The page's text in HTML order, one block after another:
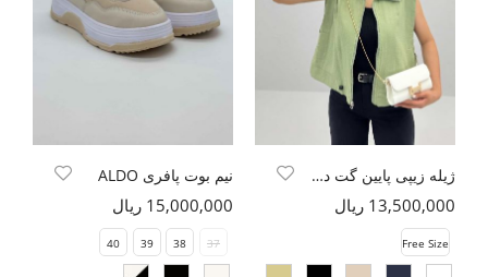
ژیله زیپی پایین گت دار کادنزا
13,500,000 ریال
Free Size
نیم بوت پافری ALDO
15,000,000 ریال
37
38
39
40